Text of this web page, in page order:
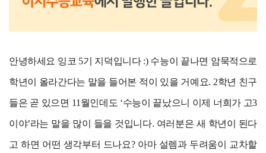
안녕하세요 잉코 5기 지덕입니다 :) 수능이 끝나면 암묵적으로
학년이 올라간다는 말을 들어본 적이 있을 거예요. 2학년 친구
들은 곧 있으면 11월인데도 ‘수능이 끝났으니 이제 너희가 고3
이야’라는 말을 많이 들을 것입니다. 여러분은 새 학년이 된다
고 하면 어떤 생각부터 드나요? 아마 설렘과 두려움이 교차할